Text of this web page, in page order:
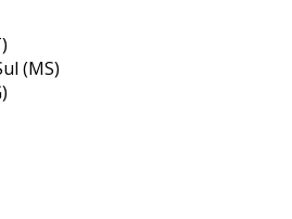
com conhecimento
se estabelecer
oferecendo
e
industriais.
(MS)